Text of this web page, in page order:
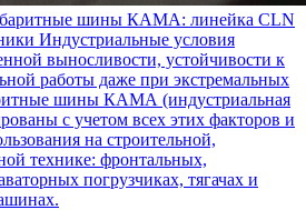
шины КАМА: линейка CLN
Индустриальные условия
выносливости, устойчивости к
работы даже при экстремальных
шины КАМА (индустриальная
с учетом всех этих факторов и
на строительной,
технике: фронтальных,
погрузчиках, тягачах и